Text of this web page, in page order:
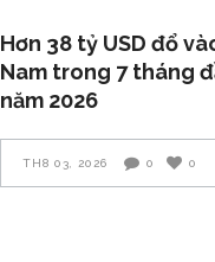
Hơn 38 tỷ USD đổ
Nam trong 7 tháng
năm 2026
TH8 03, 2026 0 0